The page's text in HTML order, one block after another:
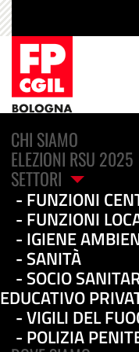
CHI SIAMO
ELEZIONI RSU 2025
SETTORI
FUNZIONI
FUNZIONI
IGIENE
SANITÀ
SOCIO
EDUCATIVO
VIGILI DEL
POLIZIA
Flash
Caldo nei
infanzia
Bologna: